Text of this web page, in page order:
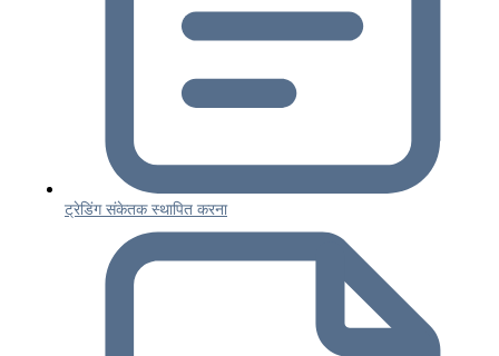
ट्रेडिंग संकेतक स्थापित करना